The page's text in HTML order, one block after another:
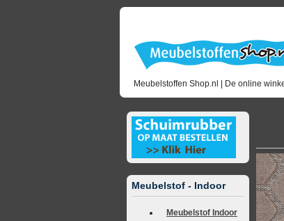
Meubelstoffen Shop.nl | De online
Meubelstof - Indoor
Meubelstof Indoor